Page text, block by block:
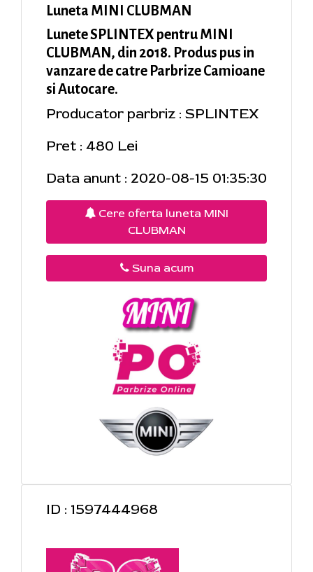
Luneta MINI CLUBMAN
Lunete SPLINTEX pentru MINI
CLUBMAN, din 2018. Produs pus in
vanzare de catre Parbrize Camioane
si Autocare.
Producator parbriz : SPLINTEX
Pret : 480 Lei
Data anunt : 2020-08-15 01:35:30
Cere oferta luneta MINI
CLUBMAN
Suna acum
ID : 1597444968